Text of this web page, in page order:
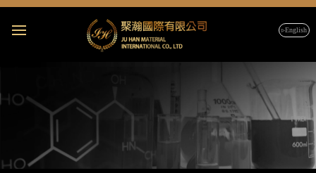
▹English